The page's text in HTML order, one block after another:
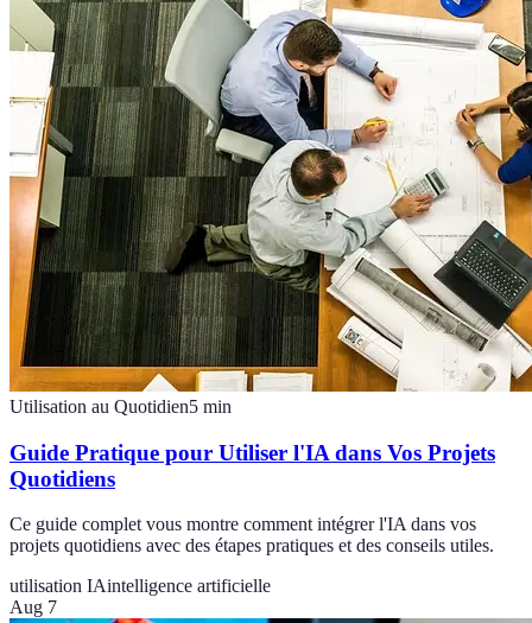
Utilisation au Quotidien5 min
Guide Pratique pour Utiliser l'IA dans Vos Projets
Quotidiens
Ce guide complet vous montre comment intégrer l'IA dans vos
projets quotidiens avec des étapes pratiques et des conseils utiles.
utilisation IAintelligence artificielle
Aug 7